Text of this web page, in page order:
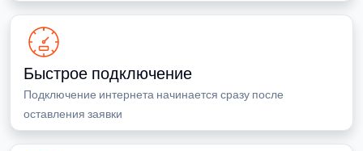
Быстрое подключение
Подключение интернета начинается сразу после
оставления заявки